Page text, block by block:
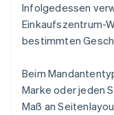
Infolgedessen
Einkaufszentrum-
bestimmten
Beim
Marke oder jeden
Maß an